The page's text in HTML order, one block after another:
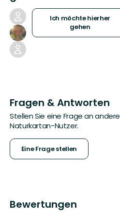
Ich möchte hierher
gehen
Fragen & Antworten
Stellen Sie eine Frage an andere
Naturkartan-Nutzer.
Eine Frage stellen
Bewertungen